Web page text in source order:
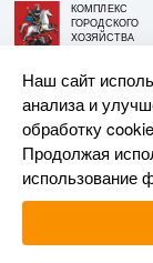
КОМПЛЕКС
ГОРОДСКОГО
ХОЗЯЙСТВА
© АО «МОСГАЗ»,
ссылка на сайт
Разработка и
Наш сайт
анализа и
обработку
Продолжая
использование